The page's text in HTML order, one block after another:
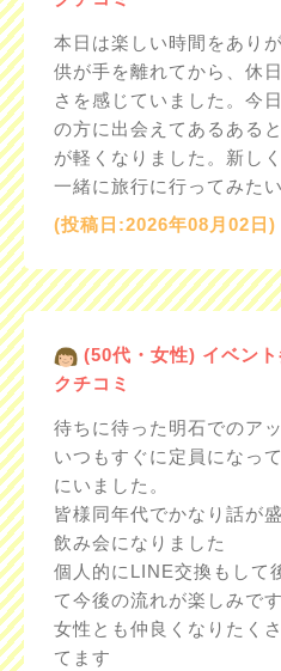
本日は楽しい時間をあり
供が手を離れてから、休
さを感じていました。今
の方に出会えてあるある
が軽くなりました。新し
一緒に旅行に行ってみたい
(投稿日:2026年08月02日)
(50代・女性) イベント
クチコミ
待ちに待った明石でのア
いつもすぐに定員になっ
にいました。
皆様同年代でかなり話が
飲み会になりました
個人的にLINE交換もして
て今後の流れが楽しみで
女性とも仲良くなりたく
てます